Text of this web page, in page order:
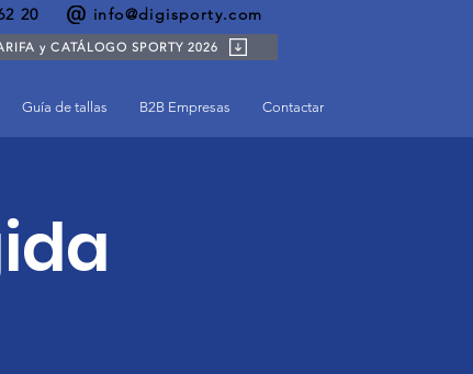
20 info@digisporty.com
y CATÁLOGO SPORTY 2026
Guía de tallas B2B Empresas Contactar